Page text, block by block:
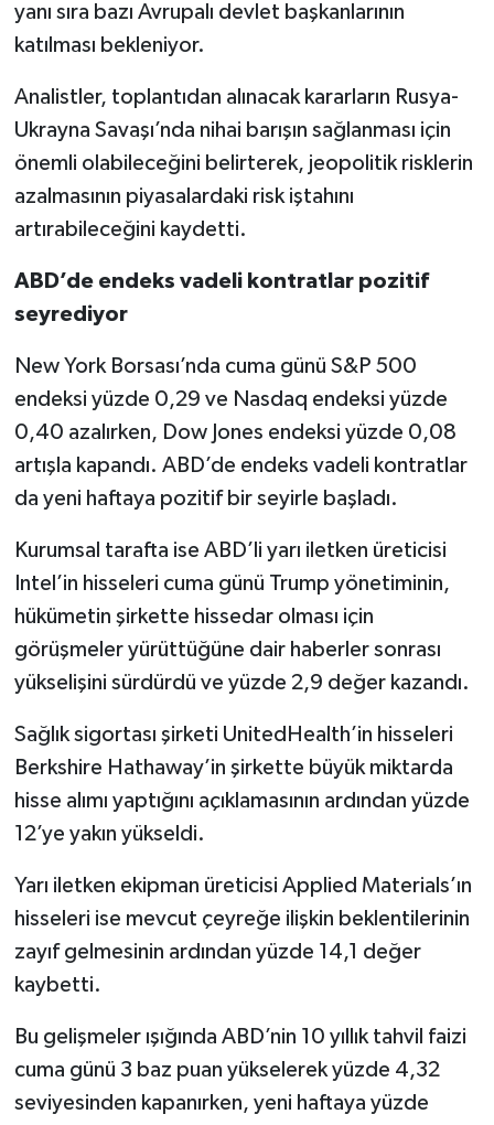
yanı sıra bazı Avrupalı devlet başkanlarının
katılması bekleniyor.
Analistler, toplantıdan alınacak kararların Rusya-
Ukrayna Savaşı’nda nihai barışın sağlanması için
önemli olabileceğini belirterek, jeopolitik risklerin
azalmasının piyasalardaki risk iştahını
artırabileceğini kaydetti.
ABD’de endeks vadeli kontratlar pozitif
seyrediyor
New York Borsası’nda cuma günü S&P 500
endeksi yüzde 0,29 ve Nasdaq endeksi yüzde
0,40 azalırken, Dow Jones endeksi yüzde 0,08
artışla kapandı. ABD’de endeks vadeli kontratlar
da yeni haftaya pozitif bir seyirle başladı.
Kurumsal tarafta ise ABD’li yarı iletken üreticisi
Intel’in hisseleri cuma günü Trump yönetiminin,
hükümetin şirkette hissedar olması için
görüşmeler yürüttüğüne dair haberler sonrası
yükselişini sürdürdü ve yüzde 2,9 değer kazandı.
Sağlık sigortası şirketi UnitedHealth’in hisseleri
Berkshire Hathaway’in şirkette büyük miktarda
hisse alımı yaptığını açıklamasının ardından yüzde
12’ye yakın yükseldi.
Yarı iletken ekipman üreticisi Applied Materials’ın
hisseleri ise mevcut çeyreğe ilişkin beklentilerinin
zayıf gelmesinin ardından yüzde 14,1 değer
kaybetti.
Bu gelişmeler ışığında ABD’nin 10 yıllık tahvil faizi
cuma günü 3 baz puan yükselerek yüzde 4,32
seviyesinden kapanırken, yeni haftaya yüzde